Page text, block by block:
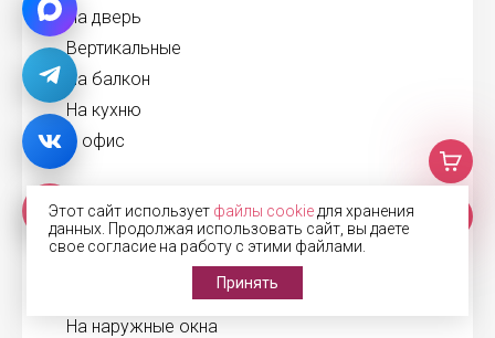
На дверь
Вертикальные
На балкон
На кухню
В офис
Рольставни
В санузел
На наружные окна
Этот сайт использует файлы cookie для хранения
данных. Продолжая использовать сайт, вы даете
свое согласие на работу с этими файлами.
Принять